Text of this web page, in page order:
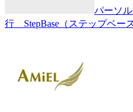
パーソ
行 StepBase（ステップベース